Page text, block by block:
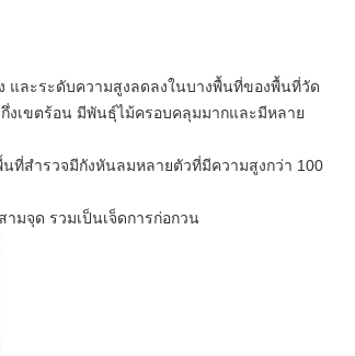
และระดับความสูงลดลงในบางพื้นที่ของพื้นที่วัด
งเขตร้อน มีพันธุ์ไม้ครอบคลุมมากและมีหลาย
ที่สำรวจมีกังหันลมหลายตัวที่มีความสูงกว่า 100
มจุด รวมเป็นเจ็ดการก่อกวน